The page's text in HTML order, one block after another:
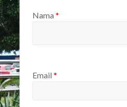
Nama *
Email *